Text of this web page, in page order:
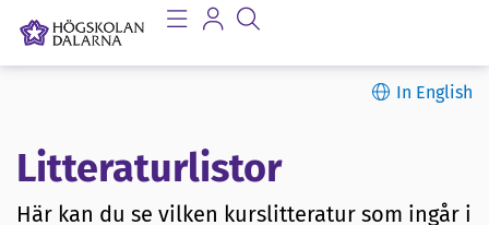
In English
Litteraturlistor
Här kan du se vilken kurslitteratur som ingår i